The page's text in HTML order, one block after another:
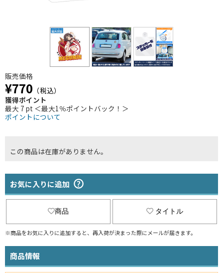
販売価格
¥770 （税込）
獲得ポイント
最大 7 pt ＜最大1％ポイントバック！＞
ポイントについて
この商品は在庫がありません。
お気に入りに追加
商品 タイトル
※商品をお気に入りに追加すると、再入荷が決まった際にメールが届きます。
商品情報